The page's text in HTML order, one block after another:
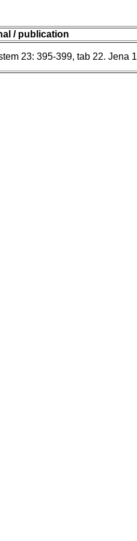
/ publication
23: 395-399, tab 22. Jena